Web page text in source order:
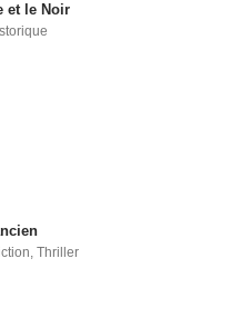
et le Noir
,Thriller